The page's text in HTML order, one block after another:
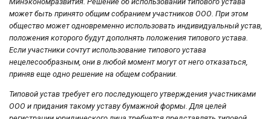
может быть принято общим собранием участников ООО. При этом
общество может одновременно использовать индивидуальный устав,
положения которого будут дополнять положения типового устава.
Если участники сочтут использование типового устава
нецелесообразным, они в любой момент могут от него отказаться,
приняв еще одно решение на общем собрании.
Типовой устав требует его последующего утверждения участниками
ООО и придания такому уставу бумажной формы. Для целей